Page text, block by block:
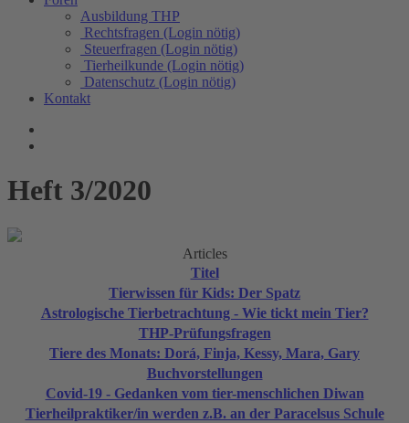
Ausbildung THP
Rechtsfragen (Login nötig)
Steuerfragen (Login nötig)
Tierheilkunde (Login nötig)
Datenschutz (Login nötig)
Kontakt
Heft 3/2020
Articles
Titel
Tierwissen für Kids: Der Spatz
Astrologische Tierbetrachtung - Wie tickt mein Tier?
THP-Prüfungsfragen
Tiere des Monats: Dorá, Finja, Kessy, Mara, Gary
Buchvorstellungen
Covid-19 - Gedanken vom tier-menschlichen Diwan
Tierheilpraktiker/in werden z.B. an der Paracelsus Schule